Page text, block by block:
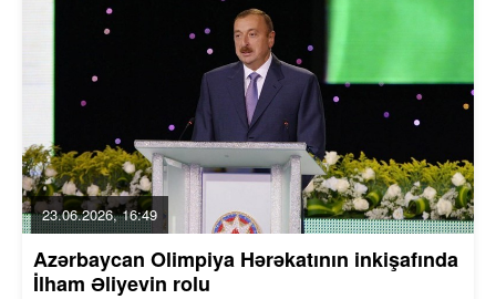
23.06.2026, 16:49
Azərbaycan Olimpiya Hərəkatının inkişafında
İlham Əliyevin rolu